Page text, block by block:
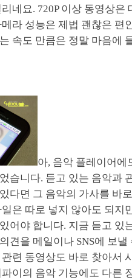
네요. 720P 이상 동영상은
라 성능은 제법 괜찮은 편
속도 만큼은 정말 마음에
아, 음악 플레이어에
습니다. 듣고 있는 음악과
다면 그 음악의 가사를 바
은 따로 넣지 않아도 되지
어야 합니다. 지금 듣고 있
견을 메일이나 SNS에 보낼
련 동영상도 바로 찾아서
이의 음악 기능에도 다른